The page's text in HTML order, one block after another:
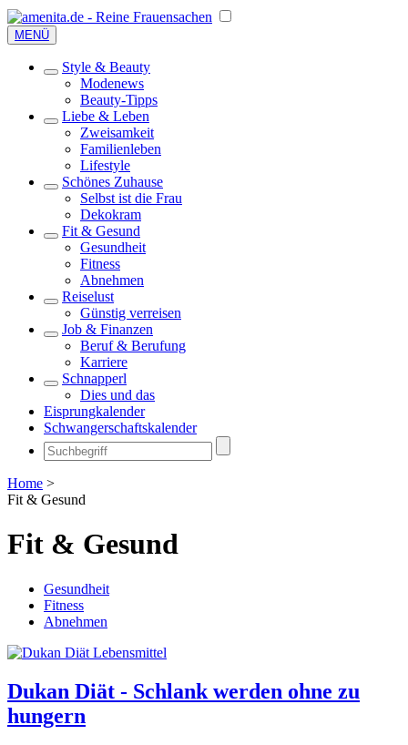
MENÜ
Style & Beauty
Modenews
Beauty-Tipps
Liebe & Leben
Zweisamkeit
Familienleben
Lifestyle
Schönes Zuhause
Selbst ist die Frau
Dekokram
Fit & Gesund
Gesundheit
Fitness
Abnehmen
Reiselust
Günstig verreisen
Job & Finanzen
Beruf & Berufung
Karriere
Schnapperl
Dies und das
Eisprungkalender
Schwangerschaftskalender
Home >
Fit & Gesund
Fit & Gesund
Gesundheit
Fitness
Abnehmen
Dukan Diät - Schlank werden ohne zu
hungern